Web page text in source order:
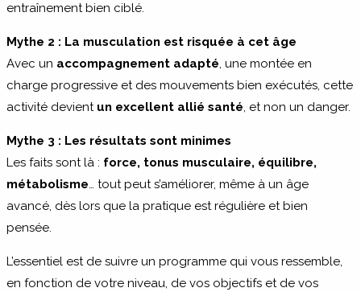
entraînement bien ciblé.
Mythe 2 : La musculation est risquée à cet âge
Avec un accompagnement adapté, une montée en
charge progressive et des mouvements bien exécutés, cette
activité devient un excellent allié santé, et non un danger.
Mythe 3 : Les résultats sont minimes
Les faits sont là : force, tonus musculaire, équilibre,
métabolisme… tout peut s’améliorer, même à un âge
avancé, dès lors que la pratique est régulière et bien
pensée.
L’essentiel est de suivre un programme qui vous ressemble,
en fonction de votre niveau, de vos objectifs et de vos